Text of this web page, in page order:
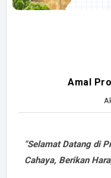
Amal
"Selamat Datang di
Cahaya, Berikan